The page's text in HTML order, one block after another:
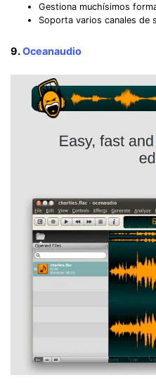
Gestiona muchísimos
Soporta varios canales de
9.Oceanaudio